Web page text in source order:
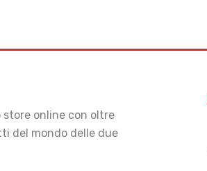
online con oltre
del mondo delle due